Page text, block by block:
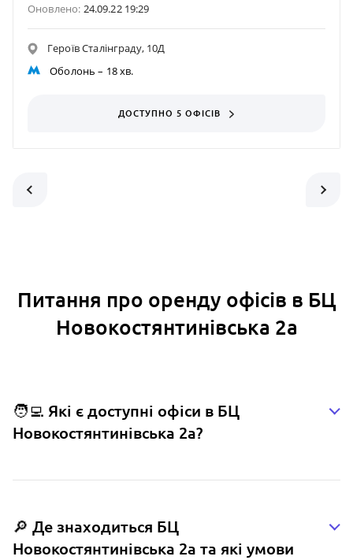
Оновлено: 24.09.22 19:29
Героїв Сталінграду, 10Д
Оболонь – 18 хв.
ДОСТУПНО 5 ОФІСІВ
Питання про оренду офісів в БЦ
Новокостянтинівська 2а
🧑‍💻 Які є доступні офіси в БЦ
Новокостянтинівська 2а?
🔎 Де знаходиться БЦ
Новокостянтинівська 2а та які умови